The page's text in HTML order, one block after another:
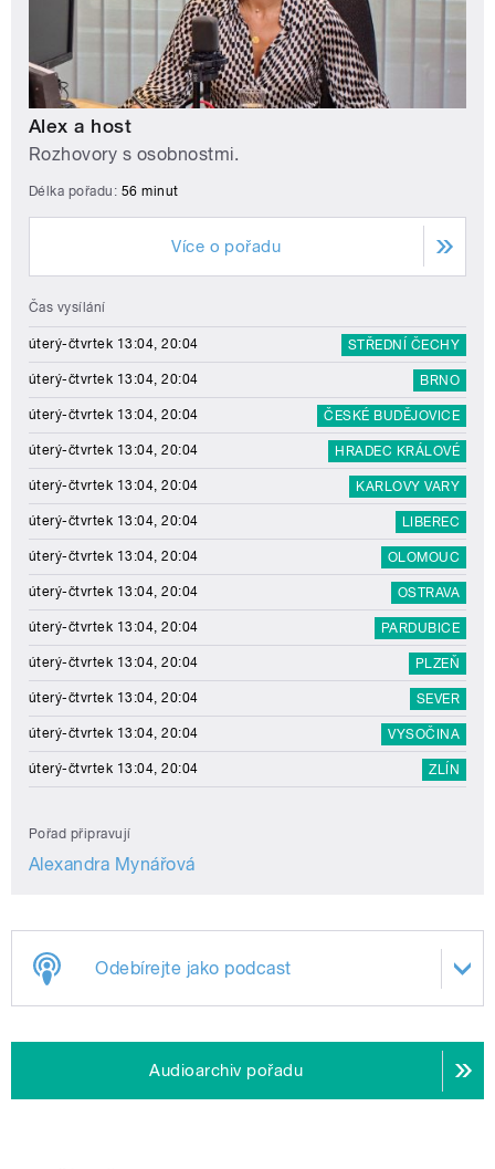
Alex a host
Rozhovory s osobnostmi.
Délka pořadu: 56 minut
Více o pořadu
Čas vysílání
úterý-čtvrtek 13:04, 20:04 STŘEDNÍ ČECHY
úterý-čtvrtek 13:04, 20:04 BRNO
úterý-čtvrtek 13:04, 20:04 ČESKÉ BUDĚJOVICE
úterý-čtvrtek 13:04, 20:04 HRADEC KRÁLOVÉ
úterý-čtvrtek 13:04, 20:04 KARLOVY VARY
úterý-čtvrtek 13:04, 20:04 LIBEREC
úterý-čtvrtek 13:04, 20:04 OLOMOUC
úterý-čtvrtek 13:04, 20:04 OSTRAVA
úterý-čtvrtek 13:04, 20:04 PARDUBICE
úterý-čtvrtek 13:04, 20:04 PLZEŇ
úterý-čtvrtek 13:04, 20:04 SEVER
úterý-čtvrtek 13:04, 20:04 VYSOČINA
úterý-čtvrtek 13:04, 20:04 ZLÍN
Pořad připravují
Alexandra Mynářová
Odebírejte jako podcast
Audioarchiv pořadu